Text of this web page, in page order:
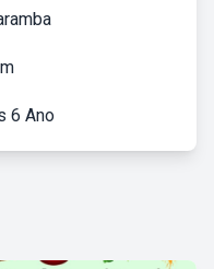
6 Ano